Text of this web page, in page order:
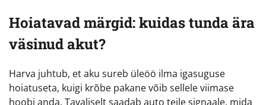
Hoiatavad märgid: kuidas tunda ära
väsinud akut?
Harva juhtub, et aku sureb üleöö ilma igasuguse
hoiatuseta, kuigi krõbe pakane võib sellele viimase
hoobi anda. Tavaliselt saadab auto teile signaale, mida